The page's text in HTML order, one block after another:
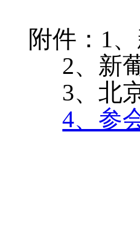
附件： 1
2、新
3、北
4、参
二〇